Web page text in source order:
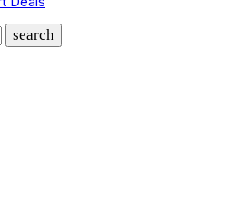
search